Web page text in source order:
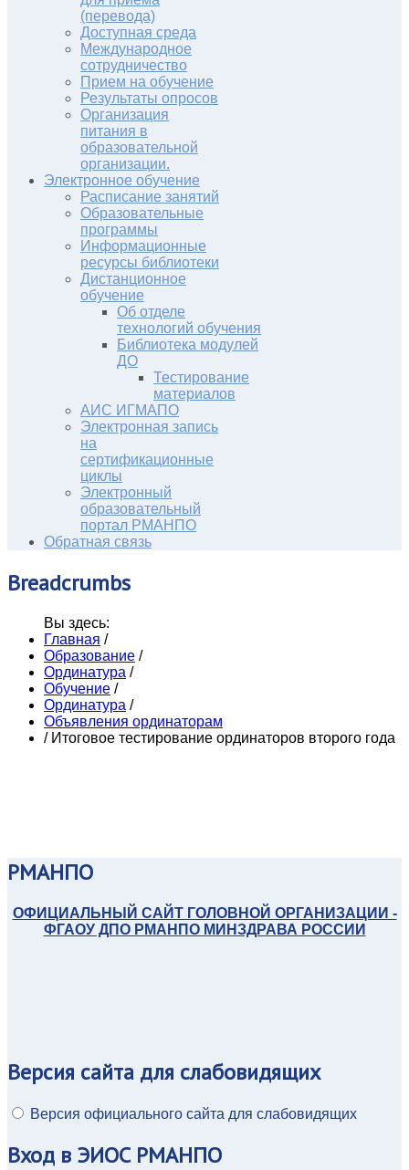
(перевода)
Доступная среда
Международное
сотрудничество
Прием на обучение
Результаты опросов
Организация
питания в
образовательной
организации.
Электронное обучение
Расписание занятий
Образовательные
программы
Информационные
ресурсы библиотеки
Дистанционное
обучение
Об отделе
технологий обучения
Библиотека модулей
ДО
Тестирование
материалов
АИС ИГМАПО
Электронная запись
на
сертификационные
циклы
Электронный
образовательный
портал РМАНПО
Обратная связь
Breadcrumbs
Вы здесь:
Главная /
Образование /
Ординатура /
Обучение /
Ординатура /
Объявления ординаторам
/ Итоговое тестирование ординаторов второго года
РМАНПО
ОФИЦИАЛЬНЫЙ САЙТ ГОЛОВНОЙ ОРГАНИЗАЦИИ -
ФГАОУ ДПО РМАНПО МИНЗДРАВА РОССИИ
Версия сайта для слабовидящих
Версия официального сайта для слабовидящих
Вход в ЭИОС РМАНПО